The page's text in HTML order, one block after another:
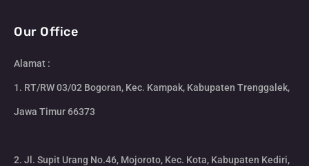
Our Office
Alamat :
1. RT/RW 03/02 Bogoran, Kec. Kampak, Kabupaten Trenggalek,
Jawa Timur 66373
2. Jl. Supit Urang No.46, Mojoroto, Kec. Kota, Kabupaten Kediri,